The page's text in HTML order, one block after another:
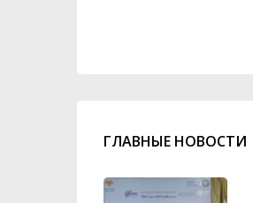
ГЛАВНЫЕ НОВОСТИ